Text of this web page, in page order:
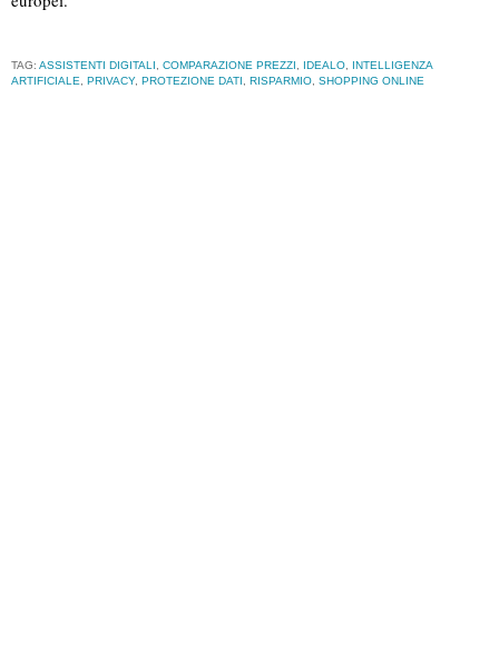
TAG: ASSISTENTI DIGITALI, COMPARAZIONE PREZZI, IDEALO, INTELLIGENZA
ARTIFICIALE, PRIVACY, PROTEZIONE DATI, RISPARMIO, SHOPPING ONLINE